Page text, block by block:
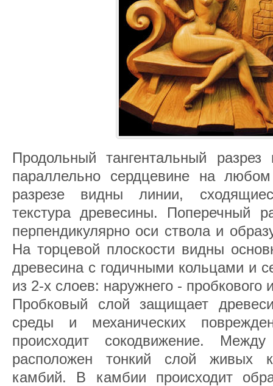
Продольный тангентальный
параллельно сердцевине на
разрезе видны линии,
текстура древесины. Поперечный
перпендикулярно оси ствола и
На торцевой плоскости видны
древесина с годичными кольцами и
из 2-х слоев: наружнего - пробкового
Пробковый слой защищает
среды и механических
происходит сокодвижение.
расположен тонкий слой живых
камбий. В камбии происходит